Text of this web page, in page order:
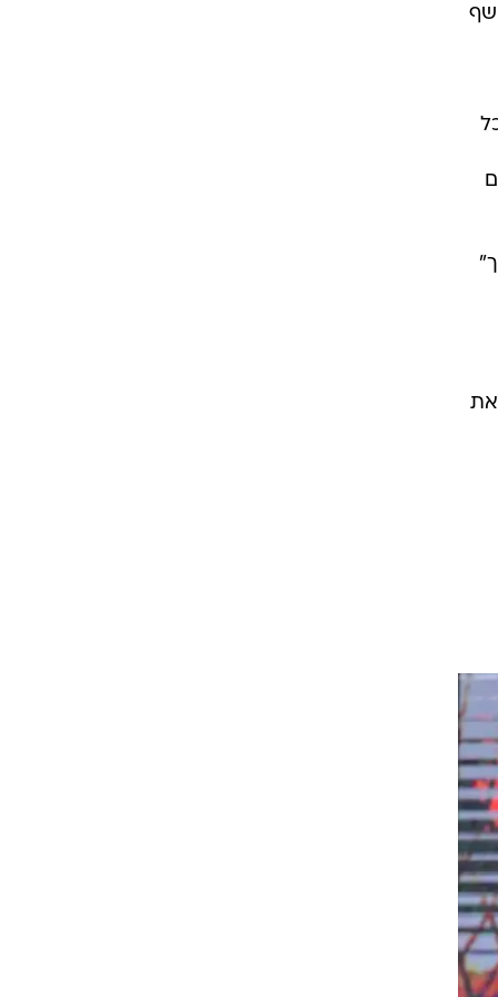
את